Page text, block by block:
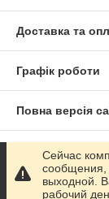
Доставка та
Графік роботи
Повна версія
Сайт створено
Політика
Сейчас
сообщения,
выходной.
рабочий